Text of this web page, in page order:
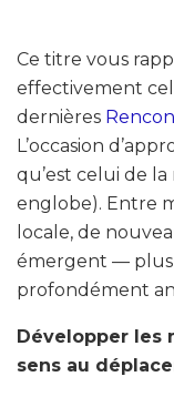
Ce titre vous
effectivement
dernières
L’occasion
qu’est celui de
englobe). Entre
locale, de
émergent — plus
profondément
Développer les
sens au